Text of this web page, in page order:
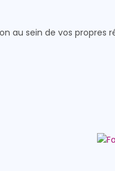
au sein de vos propres